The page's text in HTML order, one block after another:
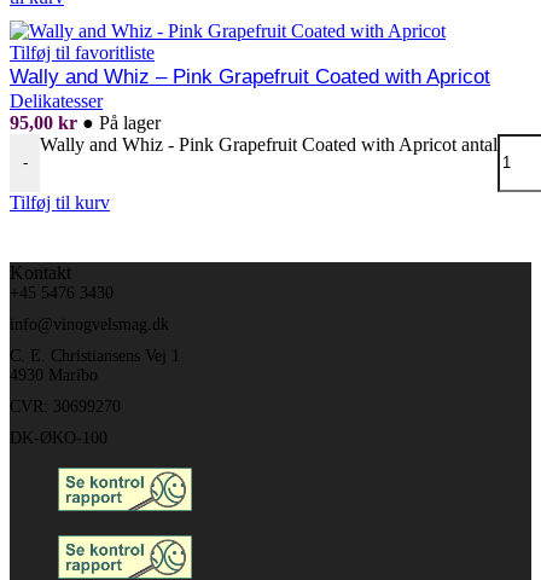
Tilføj til favoritliste
Wally and Whiz – Pink Grapefruit Coated with Apricot
Delikatesser
95,00 kr ● På lager
-
Wally and Whiz - Pink Grapefruit Coated with Apricot antal
Tilføj til kurv
Kontakt
+45 5476 3430
info@vinogvelsmag.dk
C. E. Christiansens Vej 1
4930 Maribo
CVR: 30699270
DK-ØKO-100